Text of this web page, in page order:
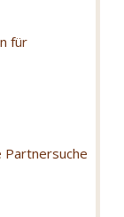
für
Partnersuche